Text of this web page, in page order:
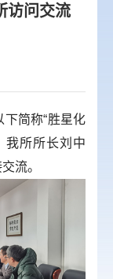
访问交流
简称“胜星化
我所所长刘中
流。